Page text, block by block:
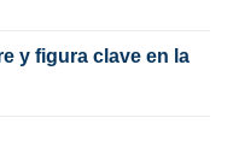
y figura clave en la